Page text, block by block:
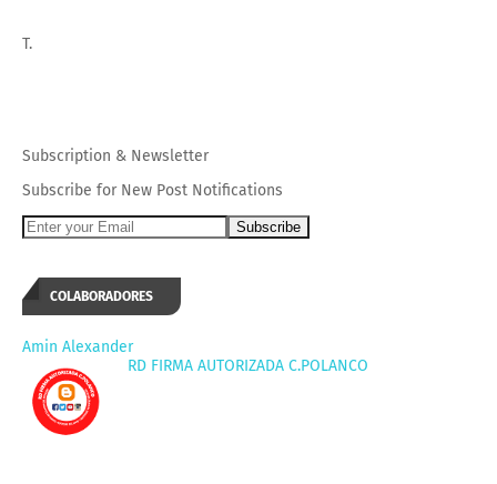
T.
Subscription & Newsletter
Subscribe for New Post Notifications
COLABORADORES
Amin Alexander
RD FIRMA AUTORIZADA C.POLANCO